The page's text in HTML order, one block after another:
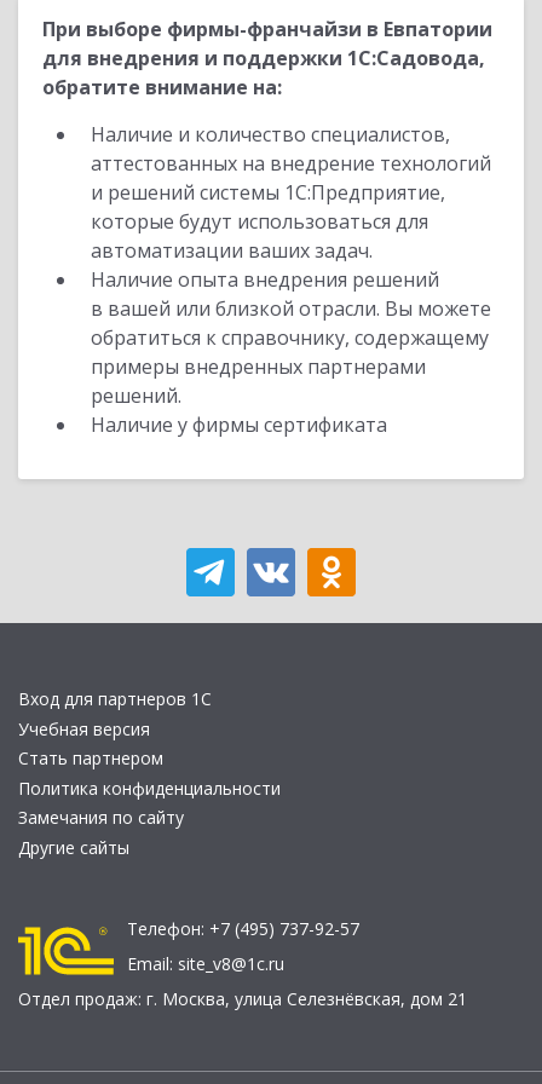
При выборе фирмы-франчайзи в Евпатории
для внедрения и поддержки 1С:Садовода,
обратите внимание на:
Наличие и количество специалистов,
аттестованных на внедрение технологий
и решений системы 1С:Предприятие,
которые будут использоваться для
автоматизации ваших задач.
Наличие опыта внедрения решений
в вашей или близкой отрасли. Вы можете
обратиться к справочнику, содержащему
примеры внедренных партнерами
решений.
Наличие у фирмы сертификата
Вход для партнеров 1С
Учебная версия
Стать партнером
Политика конфиденциальности
Замечания по сайту
Другие сайты
Телефон: +7 (495) 737-92-57
Email: site_v8@1c.ru
Отдел продаж: г. Москва, улица Селезнёвская, дом 21